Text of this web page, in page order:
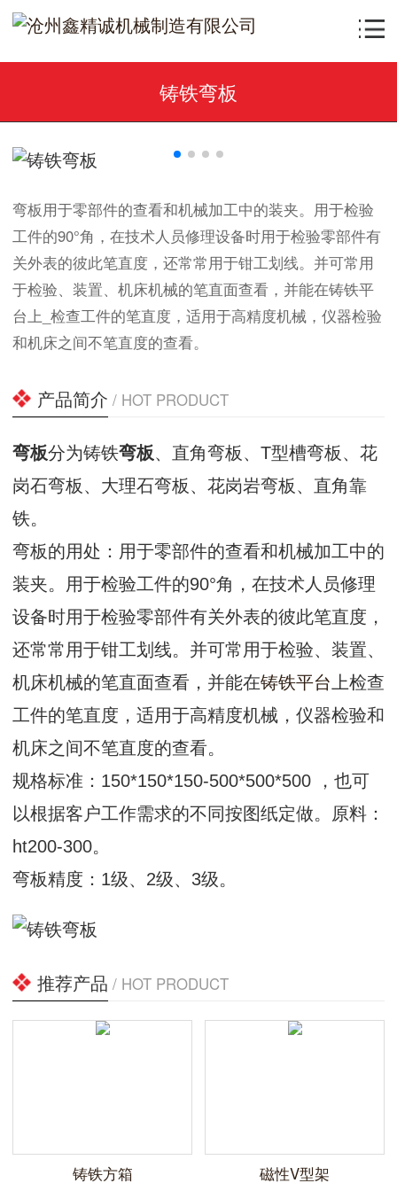
铸铁弯板
弯板用于零部件的查看和机械加工中的装夹。用于检验
工件的90°角，在技术人员修理设备时用于检验零部件有
关外表的彼此笔直度，还常常用于钳工划线。并可常用
于检验、装置、机床机械的笔直面查看，并能在铸铁平
台上_检查工件的笔直度，适用于高精度机械，仪器检验
和机床之间不笔直度的查看。
产品简介 / HOT PRODUCT
弯板分为铸铁弯板、直角弯板、T型槽弯板、花
岗石弯板、大理石弯板、花岗岩弯板、直角靠
铁。
弯板的用处：用于零部件的查看和机械加工中的
装夹。用于检验工件的90°角，在技术人员修理
设备时用于检验零部件有关外表的彼此笔直度，
还常常用于钳工划线。并可常用于检验、装置、
机床机械的笔直面查看，并能在铸铁平台 上检查
工件的笔直度，适用于高精度机械，仪器检验和
机床之间不笔直度的查看。
规格标准：150*150*150-500*500*500 ，也可
以根据客户工作需求的不同按图纸定做。原料：
ht200-300。
弯板精度：1级、2级、3级。
推荐产品 / HOT PRODUCT
铸铁方箱 磁性V型架